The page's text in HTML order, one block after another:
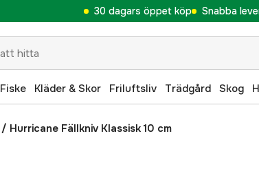
30 dagars öppet köp Snabba
Fiske Kläder & Skor Friluftsliv Trädgård Skog
/ Hurricane Fällkniv Klassisk 10 cm